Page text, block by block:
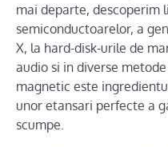
mai departe, descoperim
semiconductoarelor, a
X, la hard-disk-urile de
audio si in diverse
magnetic este
unor etansari perfecte a
scumpe.